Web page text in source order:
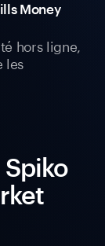
Money
hors ligne,
les